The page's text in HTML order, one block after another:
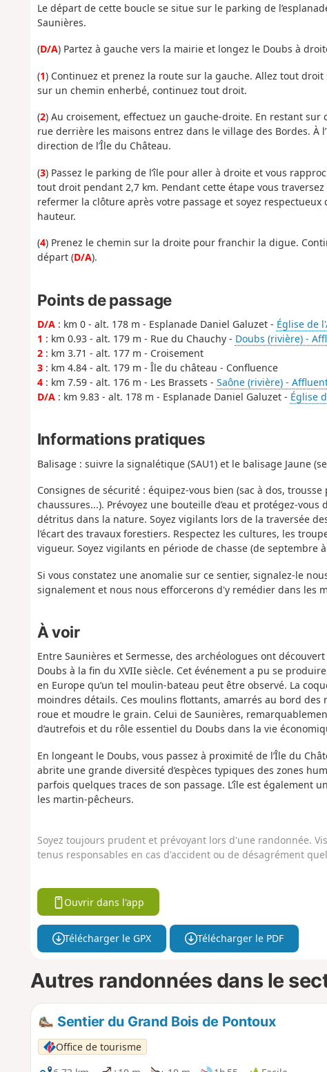
Le départ de cette boucle se situe sur le parking de
Saunières.
(D/A) Partez à gauche vers la mairie et longez le Doubs à
(1) Continuez et prenez la route sur la gauche. Allez tout droit
sur un chemin enherbé, continuez tout droit.
(2) Au croisement, effectuez un gauche-droite. En restant sur
rue derrière les maisons entrez dans le village des Bordes.
direction de l’Île du Château.
(3) Passez le parking de l’île pour aller à droite et vous
tout droit pendant 2,7 km. Pendant cette étape vous
refermer la clôture après votre passage et soyez
hauteur.
(4) Prenez le chemin sur la droite pour franchir la digue.
départ (D/A).
Points de passage
D/A: km 0 - alt. 178 m - Esplanade Daniel Galuzet - Église de
1 : km 0.93 - alt. 179 m - Rue du Chauchy - Doubs (rivière) -
2: km 3.71 - alt. 177 m - Croisement
3: km 4.84 - alt. 179 m - Île du château - Confluence
4: km 7.59 - alt. 176 m - Les Brassets - Saône (rivière) -
D/A: km 9.83 - alt. 178 m - Esplanade Daniel Galuzet - Église
Informations pratiques
Balisage : suivre la signalétique (SAU1) et le balisage Jaune
Consignes de sécurité : équipez-vous bien (sac à dos,
chaussures...). Prévoyez une bouteille d’eau et protégez-
détritus dans la nature. Soyez vigilants lors de la traversée
l’écart des travaux forestiers. Respectez les cultures, les
vigueur. Soyez vigilants en période de chasse (de septembre
Si vous constatez une anomalie sur ce sentier, signalez-le
signalement et nous nous efforcerons d'y remédier dans les
À voir
Entre Saunières et Sermesse, des archéologues ont
Doubs à la fin du XVIIe siècle. Cet événement a pu se
en Europe qu’un tel moulin-bateau peut être observé. La
moindres détails. Ces moulins flottants, amarrés au bord
roue et moudre le grain. Celui de Saunières,
d’autrefois et du rôle essentiel du Doubs dans la vie
En longeant le Doubs, vous passez à proximité de l’Île du
abrite une grande diversité d’espèces typiques des zones
parfois quelques traces de son passage. L’île est également
les martin-pêcheurs.
Soyez toujours prudent et prévoyant lors d'une randonnée.
tenus responsables en cas d'accident ou de désagrément
Ouvrir dans l'app
Télécharger le GPX Télécharger le PDF
Autres randonnées dans le
Sentier du Grand Bois de Pontoux
Office de tourisme